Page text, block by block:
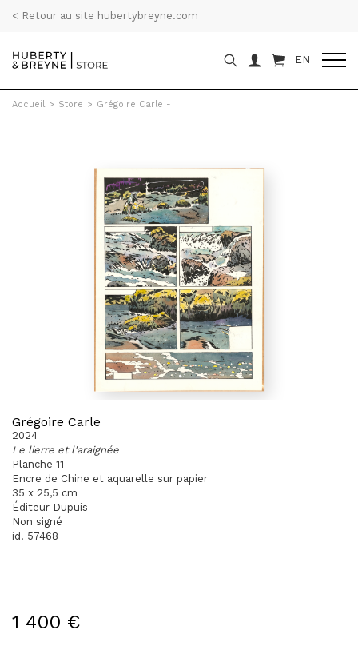
< Retour au site hubertybreyne.com
EN
Accueil > Store > Grégoire Carle -
Grégoire Carle
2024
Le lierre et l'araignée
Planche 11
Encre de Chine et aquarelle sur papier
35 x 25,5 cm
Éditeur Dupuis
Non signé
id. 57468
1 400 €